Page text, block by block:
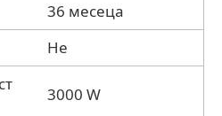
36 месеца
Не
3000 W